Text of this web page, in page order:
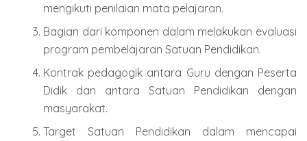
mengikuti penilaian mata pelajaran.
Bagian dari komponen dalam melakukan evaluasi
program pembelajaran Satuan Pendidikan.
Kontrak pedagogik antara Guru dengan Peserta
Didik dan antara Satuan Pendidikan dengan
masyarakat.
Target Satuan Pendidikan dalam mencapai